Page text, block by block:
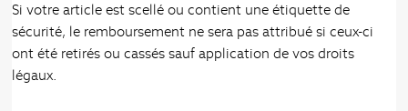
Si votre article est scellé ou contient une étiquette de
sécurité, le remboursement ne sera pas attribué si ceux-ci
ont été retirés ou cassés sauf application de vos droits
légaux.